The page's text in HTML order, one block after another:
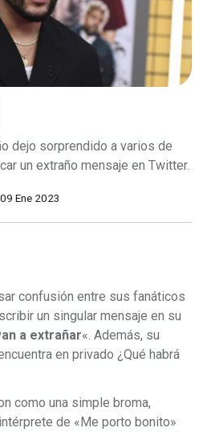
dejo sorprendido a varios de
un extraño mensaje en Twitter.
09 Ene 2023
confusión entre sus fanáticos
un singular mensaje en su
a extrañar«. Además, su
en privado ¿Qué habrá
como una simple broma,
de «Me porto bonito»